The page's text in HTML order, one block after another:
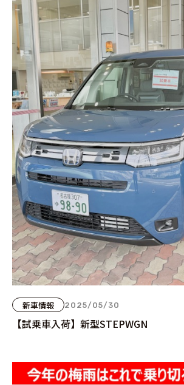
新車情報 2025/05/30
【試乗車入荷】新型STEPWGN